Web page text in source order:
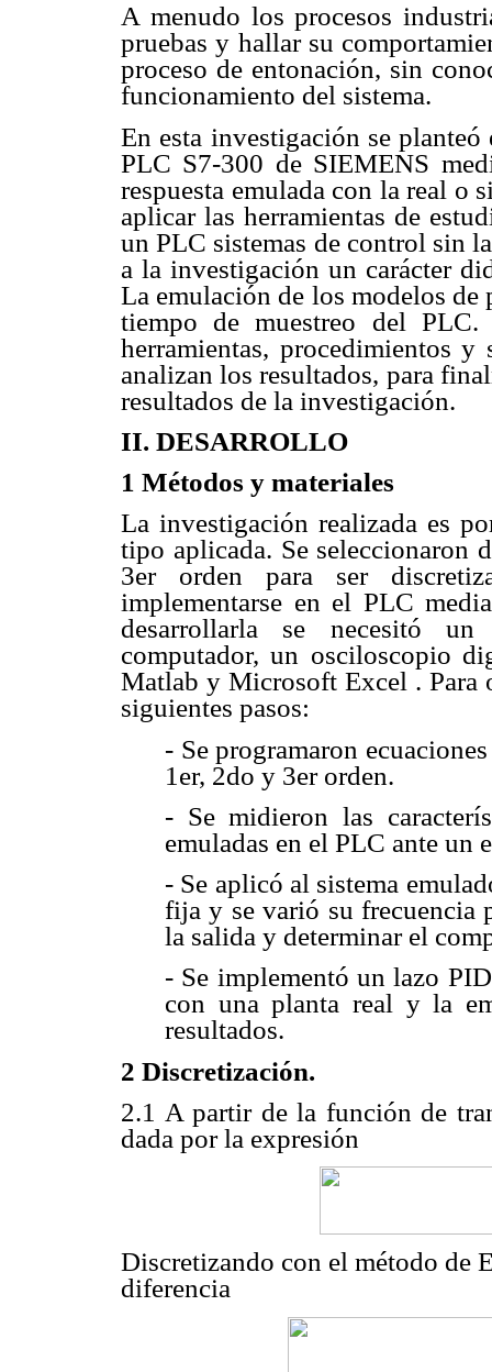
A menudo los procesos
pruebas y hallar su
proceso de entonación, sin
funcionamiento del sistema.
En esta investigación se
PLC S7-300 de SIEMENS
respuesta emulada con la real o
aplicar las herramientas de
un PLC sistemas de control sin
a la investigación un carácter
La emulación de los modelos de
tiempo de muestreo del
herramientas, procedimientos
analizan los resultados, para
resultados de la investigación.
II. DESARROLLO
1 Métodos y materiales
La investigación realizada es
tipo aplicada. Se seleccionaron
3er orden para ser
implementarse en el PLC
desarrollarla se necesitó
computador, un osciloscopio
Matlab y Microsoft Excel . Para
siguientes pasos:
- Se programaron
1er, 2do y 3er orden.
- Se midieron las
emuladas en el PLC ante un
- Se aplicó al sistema
fija y se varió su frecuencia
la salida y determinar el
- Se implementó un lazo
con una planta real y la
resultados.
2 Discretización.
2.1 A partir de la función de
dada por la expresión
Discretizando con el método de
diferencia